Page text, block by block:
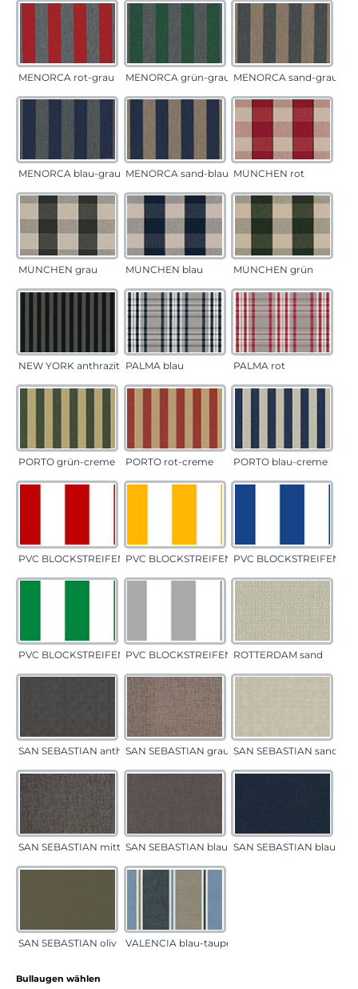
MENORCA rot-grau MENORCA grün-grau MENORCA sand-grau
MENORCA blau-grau MENORCA sand-blau MÜNCHEN rot
MÜNCHEN grau MÜNCHEN blau MÜNCHEN grün
NEW YORK anthrazit PALMA blau PALMA rot
PORTO grün-creme PORTO rot-creme PORTO blau-creme
PVC BLOCKSTREIFEN rotPVC BLOCKSTREIFEN gelbPVC BLOCKSTREIFEN
PVC BLOCKSTREIFEN grünPVC BLOCKSTREIFEN grauROTTERDAM sand
SAN SEBASTIAN anthrazitSAN SEBASTIAN grau-sandSAN SEBASTIAN sand
SAN SEBASTIAN mittelgrauSAN SEBASTIAN blau-sandSAN SEBASTIAN blau
SAN SEBASTIAN oliv VALENCIA blau-taupe
Bullaugen wählen